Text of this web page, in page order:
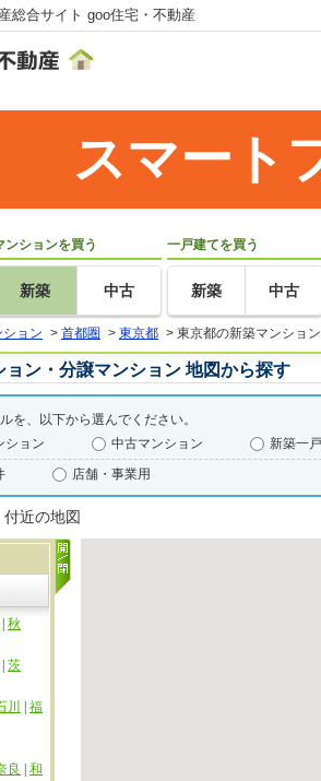
総合サイト goo住宅・不動産
スマート
ンションを買う
新築 中古
一戸建てを買う
新築 中古
ョン > 首都圏 > 東京都 > 東京都の新築マンショ
ン・分譲マンション 地図から探す
を、以下から選んでください。
ション 中古マンション
新築一
店舗・事業用
近の地図
秋
茨
川
福
良
和